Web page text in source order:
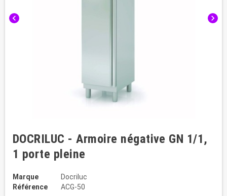
chevron_left chevron_right
DOCRILUC - Armoire négative GN 1/1,
1 porte pleine
Marque
Docriluc
Référence
ACG-50